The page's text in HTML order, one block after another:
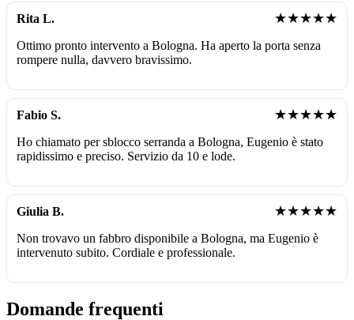
Rita L. ★★★★★
Ottimo pronto intervento a Bologna. Ha aperto la porta senza
rompere nulla, davvero bravissimo.
Fabio S. ★★★★★
Ho chiamato per sblocco serranda a Bologna, Eugenio è stato
rapidissimo e preciso. Servizio da 10 e lode.
Giulia B. ★★★★★
Non trovavo un fabbro disponibile a Bologna, ma Eugenio è
intervenuto subito. Cordiale e professionale.
Domande frequenti